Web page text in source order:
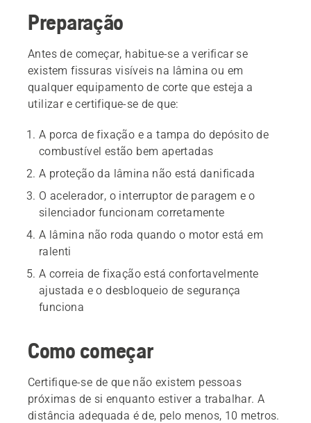
Preparação
Antes de começar, habitue-se a verificar se
existem fissuras visíveis na lâmina ou em
qualquer equipamento de corte que esteja a
utilizar e certifique-se de que:
A porca de fixação e a tampa do depósito de
combustível estão bem apertadas
A proteção da lâmina não está danificada
O acelerador, o interruptor de paragem e o
silenciador funcionam corretamente
A lâmina não roda quando o motor está em
ralenti
A correia de fixação está confortavelmente
ajustada e o desbloqueio de segurança
funciona
Como começar
Certifique-se de que não existem pessoas
próximas de si enquanto estiver a trabalhar. A
distância adequada é de, pelo menos, 10 metros.